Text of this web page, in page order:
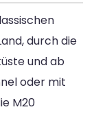
durch die
und ab
oder mit
M20